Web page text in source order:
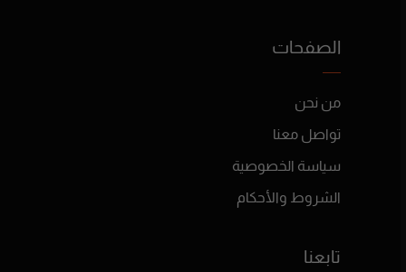
الصفحات
من نحن
تواصل معنا
سياسة الخصوصية
الشروط والأحكام
تابعنا